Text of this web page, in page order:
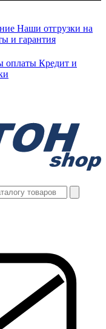
Наши отгрузки на
и гарантия
оплаты Кредит и